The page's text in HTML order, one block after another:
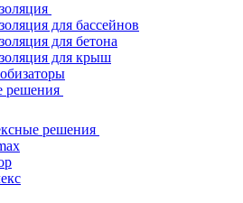
для бассейнов
для бетона
для крыш
решения
решения